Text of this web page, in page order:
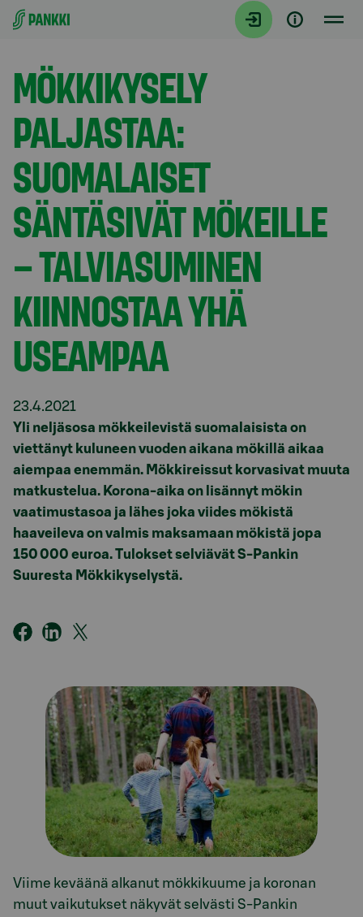
Siirry suoraan sisältöön
Tiedotteet
MÖKKIKYSELY
PALJASTAA:
SUOMALAISET
SÄNTÄSIVÄT MÖKEILLE
– TALVIASUMINEN
KIINNOSTAA YHÄ
USEAMPAA
23.4.2021
Yli neljäsosa mökkeilevistä suomalaisista on
viettänyt kuluneen vuoden aikana mökillä aikaa
aiempaa enemmän. Mökkireissut korvasivat muuta
matkustelua. Korona-aika on lisännyt mökin
vaatimustasoa ja lähes joka viides mökistä
haaveileva on valmis maksamaan mökistä jopa
150 000 euroa. Tulokset selviävät S-Pankin
Suuresta Mökkikyselystä.
Viime keväänä alkanut mökkikuume ja koronan
muut vaikutukset näkyvät selvästi S-Pankin